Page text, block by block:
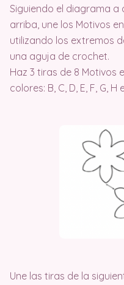
Siguiendo el diagrama a
arriba, une los Motivos
utilizando los extremos
una aguja de crochet.
Haz 3 tiras de 8 Motivos
colores: B, C, D, E, F, G, H
Une las tiras de la